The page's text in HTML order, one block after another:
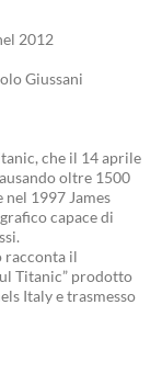
2012
Giussani
che il 14 aprile
oltre 1500
nel 1997 James
capace di
racconta il
Titanic” prodotto
Italy e trasmesso